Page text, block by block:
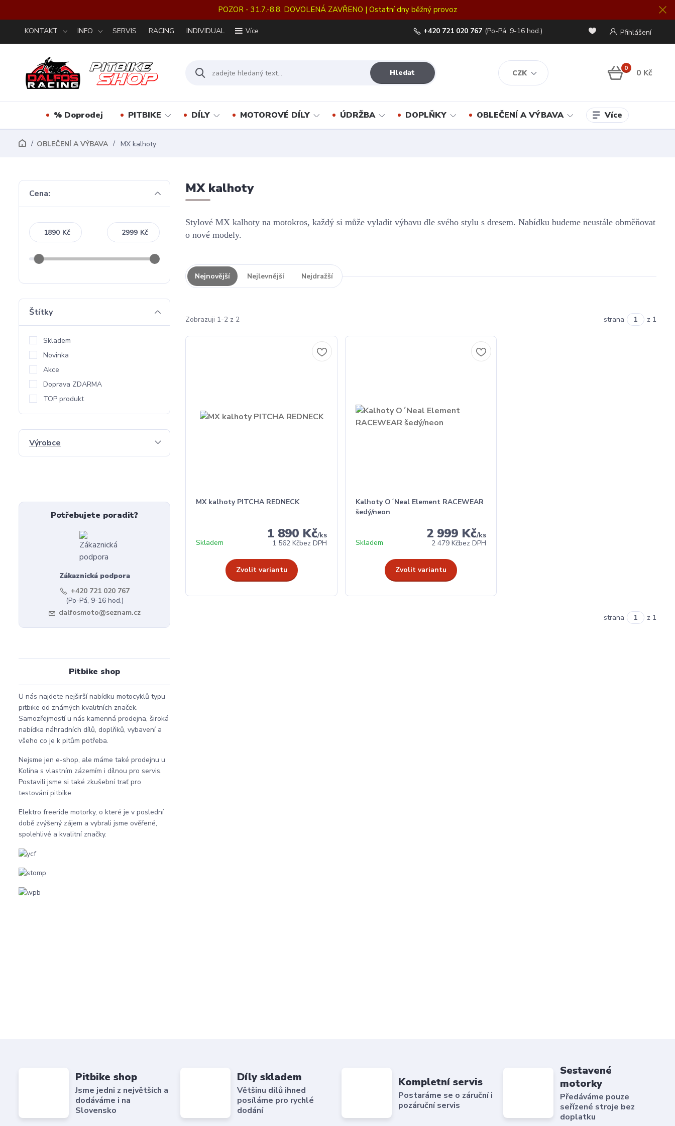
POZOR - 31.7.-8.8. DOVOLENÁ ZAVŘENO | Ostatní dny běžný provoz
KONTAKT INFO SERVIS RACING INDIVIDUAL Více
CZK
Přihlášení
Hledat
+420 721 020 767 (Po-Pá, 9-16 hod.)
0 0 Kč
% Doprodej PITBIKE DÍLY MOTOROVÉ DÍLY ÚDRŽBA DOPLŇKY OBLEČENÍ A VÝBAVA Více
OBLEČENÍ A VÝBAVA MX kalhoty
MX kalhoty
Stylové MX kalhoty na motokros, každý si může vyladit výbavu dle svého stylu s dresem. Nabídku budeme neustále obměňovat
o nové modely.
Nejnovější Nejlevnější Nejdražší
Zobrazuji 1-2 z 2 strana z 1
MX kalhoty PITCHA REDNECK
1 890 Kč/ks
1 562 Kčbez DPH
Skladem
Zvolit variantu
Kalhoty O´Neal Element RACEWEAR
šedý/neon
2 999 Kč/ks
2 479 Kčbez DPH
Skladem
Zvolit variantu
strana z 1
Cena:
Kč Kč
Štítky
Skladem
Novinka
Akce
Doprava ZDARMA
TOP produkt
Výrobce
Potřebujete poradit?
Zákaznická podpora
+420 721 020 767
(Po-Pá, 9-16 hod.)
dalfosmoto@seznam.cz
Pitbike shop
U nás najdete nejširší nabídku motocyklů typu
pitbike od známých kvalitních značek.
Samozřejmostí u nás kamenná prodejna, široká
nabídka náhradních dílů, doplňků, vybavení a
všeho co je k pitům potřeba.
Nejsme jen e-shop, ale máme také prodejnu u
Kolína s vlastním zázemím i dílnou pro servis.
Postavili jsme si také zkušební trať pro
testování pitbike.
Elektro freeride motorky, o které je v poslední
době zvýšený zájem a vybrali jsme ověřené,
spolehlivé a kvalitní značky.
Pitbike shop
Jsme jedni z největších a
dodáváme i na
Slovensko
Díly skladem
Většinu dílů ihned
posíláme pro rychlé
dodání
Kompletní servis
Postaráme se o záruční i
pozáruční servis
Sestavené
motorky
Předáváme pouze
seřízené stroje bez
doplatku